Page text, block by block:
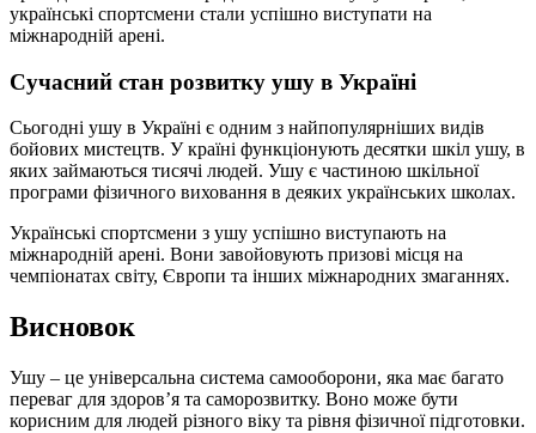
українські спортсмени стали успішно виступати на
міжнародній арені.
Сучасний стан розвитку ушу в Україні
Сьогодні ушу в Україні є одним з найпопулярніших видів
бойових мистецтв. У країні функціонують десятки шкіл ушу, в
яких займаються тисячі людей. Ушу є частиною шкільної
програми фізичного виховання в деяких українських школах.
Українські спортсмени з ушу успішно виступають на
міжнародній арені. Вони завойовують призові місця на
чемпіонатах світу, Європи та інших міжнародних змаганнях.
Висновок
Ушу – це універсальна система самооборони, яка має багато
переваг для здоров’я та саморозвитку. Воно може бути
корисним для людей різного віку та рівня фізичної підготовки.